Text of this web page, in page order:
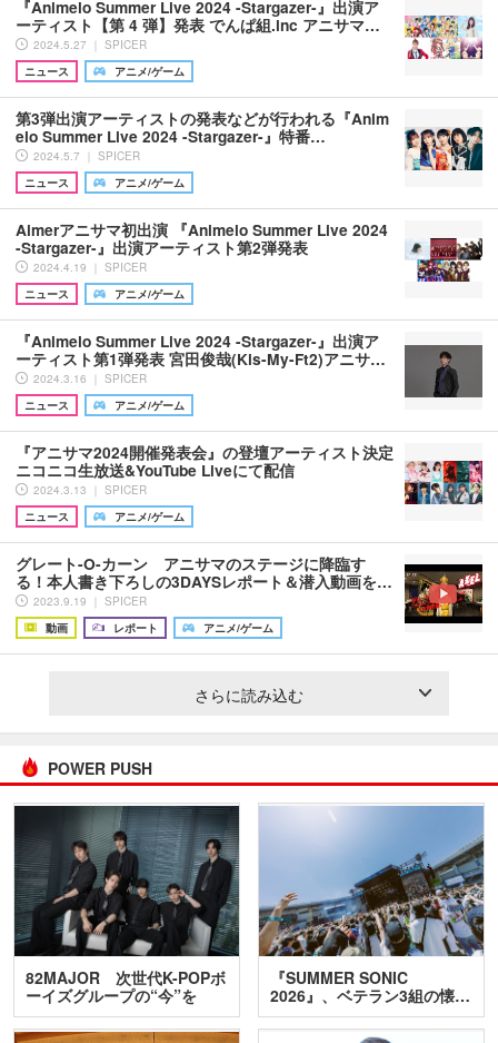
『Animelo Summer Live 2024 -Stargazer-』出演ア
ーティスト【第 4 弾】発表 でんぱ組.inc アニサマ…
2024.5.27 ｜ SPICER
ニュース
アニメ/ゲーム
第3弾出演アーティストの発表などが行われる『Anim
elo Summer Live 2024 -Stargazer-』特番…
2024.5.7 ｜ SPICER
ニュース
アニメ/ゲーム
Aimerアニサマ初出演 『Animelo Summer Live 2024
-Stargazer-』出演アーティスト第2弾発表
2024.4.19 ｜ SPICER
ニュース
アニメ/ゲーム
『Animelo Summer Live 2024 -Stargazer-』出演ア
ーティスト第1弾発表 宮田俊哉(Kis-My-Ft2)アニサ…
2024.3.16 ｜ SPICER
ニュース
アニメ/ゲーム
『アニサマ2024開催発表会』の登壇アーティスト決定
ニコニコ生放送&YouTube Liveにて配信
2024.3.13 ｜ SPICER
ニュース
アニメ/ゲーム
グレート-O-カーン アニサマのステージに降臨す
る！本人書き下ろしの3DAYSレポート＆潜入動画を…
2023.9.19 ｜ SPICER
動画
レポート アニメ/ゲーム
さらに読み込む
POWER PUSH
82MAJOR 次世代K-POPボ
ーイズグループの“今”を
訊…
『SUMMER SONIC
2026』、ベテラン3組の懐…